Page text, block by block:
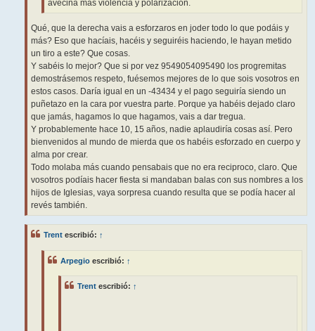
avecina más violencia y polarización.
Qué, que la derecha vais a esforzaros en joder todo lo que podáis y
más? Eso que hacíais, hacéis y seguiréis haciendo, le hayan metido
un tiro a este? Que cosas.
Y sabéis lo mejor? Que si por vez 9549054095490 los progremitas
demostrásemos respeto, fuésemos mejores de lo que sois vosotros en
estos casos. Daría igual en un -43434 y el pago seguiría siendo un
puñetazo en la cara por vuestra parte. Porque ya habéis dejado claro
que jamás, hagamos lo que hagamos, vais a dar tregua.
Y probablemente hace 10, 15 años, nadie aplaudiría cosas así. Pero
bienvenidos al mundo de mierda que os habéis esforzado en cuerpo y
alma por crear.
Todo molaba más cuando pensabais que no era reciproco, claro. Que
vosotros podíais hacer fiesta si mandaban balas con sus nombres a los
hijos de Iglesias, vaya sorpresa cuando resulta que se podía hacer al
revés también.
Trent escribió: ↑
Arpegio escribió: ↑
Trent escribió: ↑